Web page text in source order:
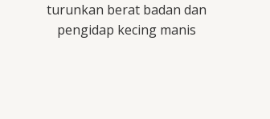
turunkan berat badan dan
pengidap kecing manis